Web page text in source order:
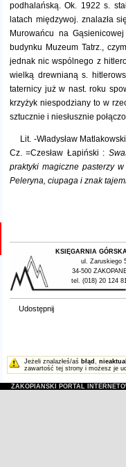
podhalańską. Ok. 1922 s.
latach międzywoj. znalazła
Murowańcu na
budynku Muzeum Tatrz.,
jednak nic wspólnego z
wielką drewnianą s.
taternicy już w nast. roku
krzyżyk niespodziany to w
sztucznie i niesłusznie
Lit. -Władysław
Cz. =Czesław Łapiński :
praktyki magiczne pasterzy
Peleryna, ciupaga i znak
KSIĘGARNIA
ul. Zaruskiego
34-500
tel. (018) 20 124
Udostępnij
Jeżeli znalazłeś/aś błąd ,
zawartość tej strony i możesz je
ZAKOPIAŃSKI PORTAL